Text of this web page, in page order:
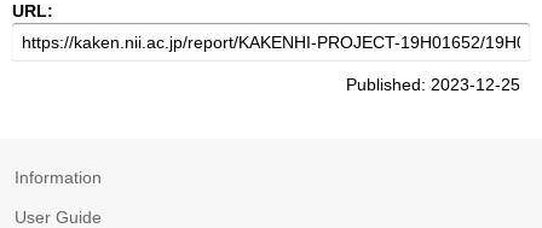
URL:
Published: 2023-12-25
Information
User Guide